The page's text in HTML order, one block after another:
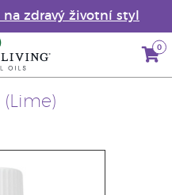
zdravý životní styl
0
(Lime)